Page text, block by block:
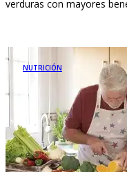
verduras con mayores
NUTRICIÓN